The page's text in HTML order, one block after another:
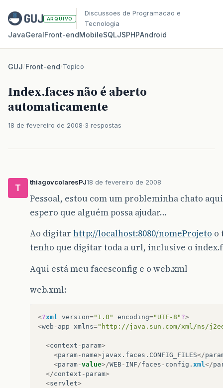
ARQUIVO
Discussoes de Programacao e
Tecnologia
JavaGeralFront‑endMobileSQLJSPHPAndroid
GUJ/Front-end/Topico
Index.faces não é aberto
automaticamente
18 de fevereiro de 2008 3 respostas
T
thiagovcolaresPJ18 de fevereiro de 2008
Pessoal, estou com um probleminha chato
espero que alguém possa ajudar…
Ao digitar http://localhost:8080/nomeProjeto o
tenho que digitar toda a url, inclusive o
Aqui está meu facesconfig e o web.xml
web.xml:
<?xml version="1.0" encoding="UTF-8" ?>
<web - app xmlns="http://java.sun.com/xml/ns/
<context - param>
<param- name>javax . faces . CONFIG_FILES</
<param-value>/WEB- INF /faces - config . xml </
</context - param>
<servlet>